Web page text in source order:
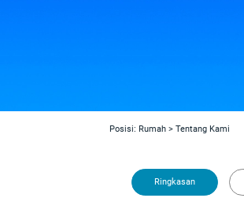
Posisi: Rumah>Tentang Kami
Ringkasan